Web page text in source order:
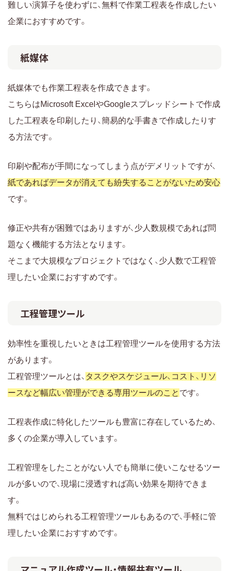
難しい演算子を使わずに、無料で作業工程表を作成したい
企業におすすめです。
紙媒体
紙媒体でも作業工程表を作成できます。
こちらはMicrosoft ExcelやGoogleスプレッドシートで作成
した工程表を印刷したり、簡易的な手書きで作成したりす
る方法です。
印刷や配布が手間になってしまう点がデメリットですが、
紙であればデータが消えても紛失することがないため安心
です。
修正や共有が困難ではありますが、少人数規模であれば問
題なく機能する方法となります。
そこまで大規模なプロジェクトではなく、少人数で工程管
理したい企業におすすめです。
工程管理ツール
効率性を重視したいときは工程管理ツールを使用する方法
があります。
工程管理ツールとは、 タスクやスケジュール、コスト、リソ
ースなど幅広い管理ができる専用ツールのこと です。
工程表作成に特化したツールも豊富に存在しているため、
多くの企業が導入しています。
工程管理をしたことがない人でも簡単に使いこなせるツー
ルが多いので、現場に浸透すれば高い効果を期待できま
す。
無料ではじめられる工程管理ツールもあるので、手軽に管
理したい企業におすすめです。